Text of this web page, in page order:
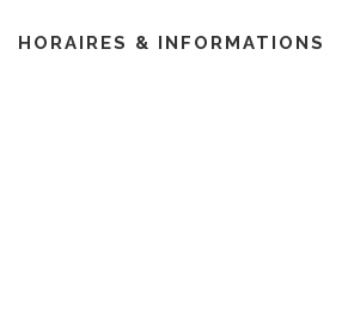
HORAIRES & INFORMATIONS